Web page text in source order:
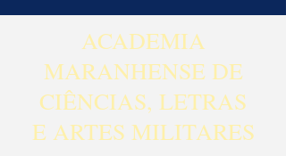
ACADEMIA
MARANHENSE DE
CIÊNCIAS, LETRAS
E ARTES MILITARES